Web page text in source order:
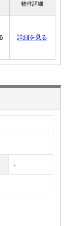
物件詳細
詳細を見る
-